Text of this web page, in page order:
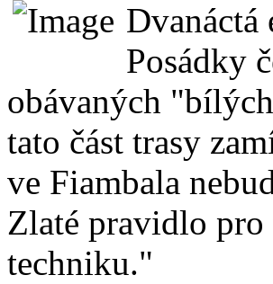
Dvanáctá
Posádky
obávaných
tato část trasy
ve Fiambala
Zlaté pravidlo
techniku."